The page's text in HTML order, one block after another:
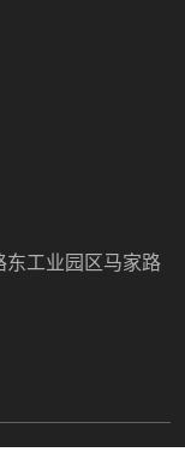
工业园区马家路